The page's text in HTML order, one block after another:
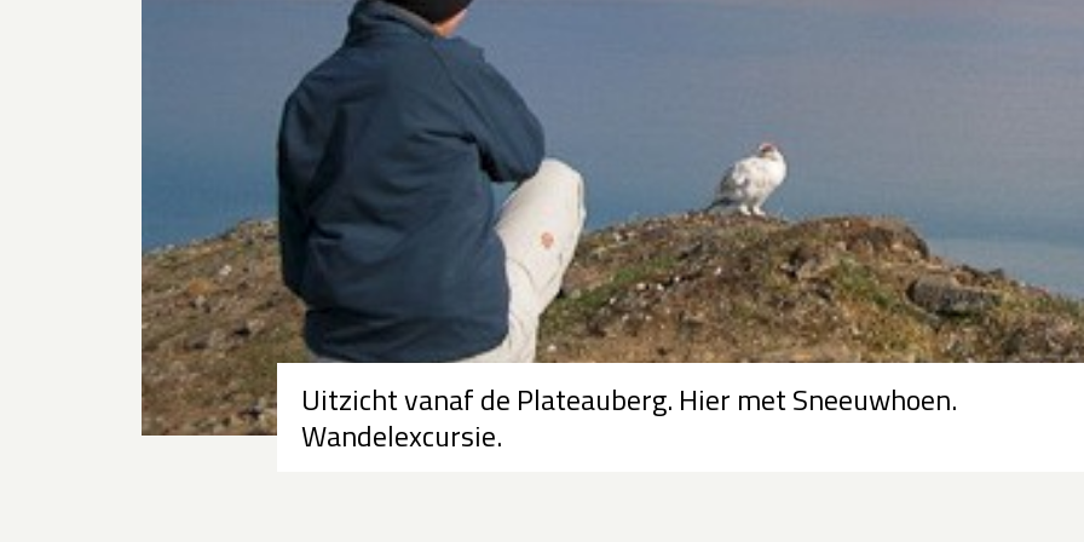
Uitzicht vanaf de Plateauberg. Hier met Sneeuwhoen.
Wandelexcursie.